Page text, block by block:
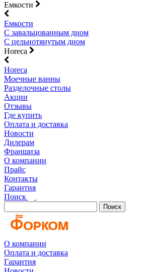
Емкости
Емкости
С завальцованным дном
С цельнотянутым дном
Horeca
Horeca
Моечные ванны
Разделочные столы
Акции
Отзывы
Где купить
Оплата и доставка
Новости
Дилерам
Франшиза
О компании
Прайс
Контакты
Гарантия
Поиск
Поиск
О компании
Оплата и доставка
Гарантия